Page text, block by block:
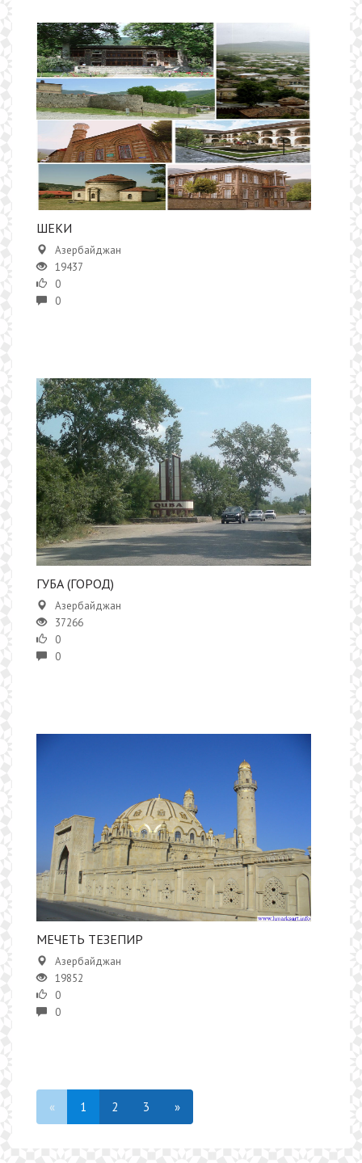
ШЕКИ
Азербайджан
19437
0
0
ГУБА (ГОРОД)
Азербайджан
37266
0
0
МЕЧЕТЬ ТЕЗЕПИР
Азербайджан
19852
0
0
« 1 2 3 »